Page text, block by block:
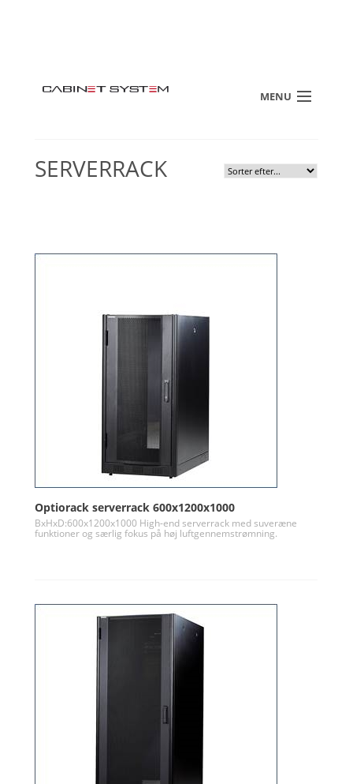
MENU
SERVERRACK
Optiorack serverrack 600x1200x1000
BxHxD:600x1200x1000 High-end serverrack med suveræne
funktioner og særlig fokus på høj luftgennemstrømning.